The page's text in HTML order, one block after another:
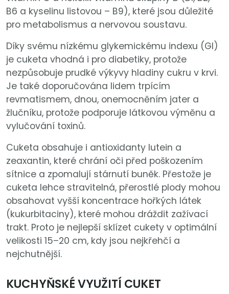
B6 a kyselinu listovou – B9), které jsou důležité
pro metabolismus a nervovou soustavu.
Díky svému nízkému glykemickému indexu (GI)
je cuketa vhodná i pro diabetiky, protože
nezpůsobuje prudké výkyvy hladiny cukru v krvi.
Je také doporučována lidem trpícím
revmatismem, dnou, onemocněním jater a
žlučníku, protože podporuje látkovou výměnu a
vylučování toxinů.
Cuketa obsahuje i antioxidanty lutein a
zeaxantin, které chrání oči před poškozením
sítnice a zpomalují stárnutí buněk. Přestože je
cuketa lehce stravitelná, přerostlé plody mohou
obsahovat vyšší koncentrace hořkých látek
(kukurbitaciny), které mohou dráždit zažívací
trakt. Proto je nejlepší sklízet cukety v optimální
velikosti 15–20 cm, kdy jsou nejkřehčí a
nejchutnější.
KUCHYŇSKÉ VYUŽITÍ CUKET